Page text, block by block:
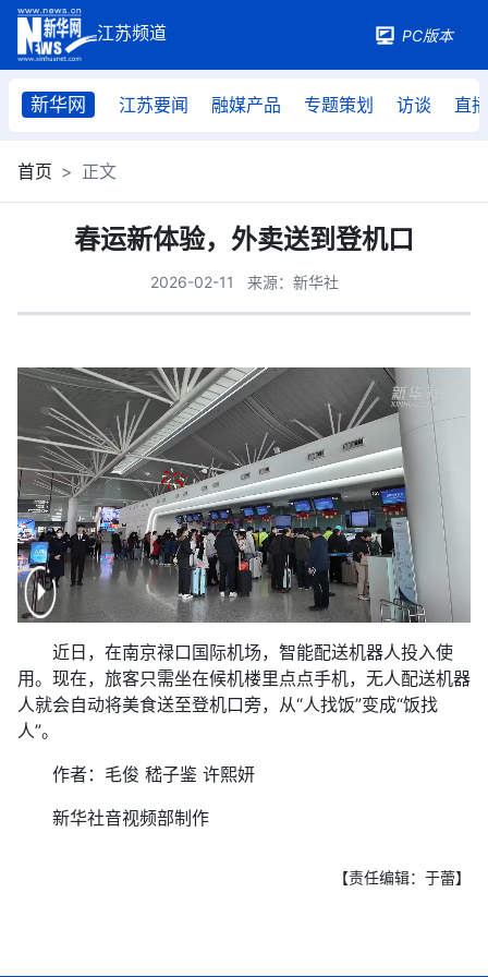
PC版本
新华网 江苏要闻 融媒产品 专题策划 访谈 直播
首页 正文
春运新体验，外卖送到登机口
2026-02-11 来源：新华社
近日，在南京禄口国际机场，智能配送机器人投入使
用。现在，旅客只需坐在候机楼里点点手机，无人配送机器
人就会自动将美食送至登机口旁，从“人找饭”变成“饭找
人”。
作者：毛俊 嵇子鉴 许熙妍
新华社音视频部制作
【责任编辑：于蕾】